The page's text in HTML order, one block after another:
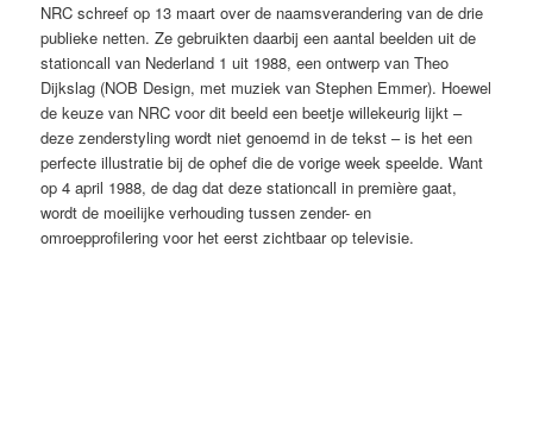
NRC schreef op 13 maart over de naamsverandering van de drie
publieke netten. Ze gebruikten daarbij een aantal beelden uit de
stationcall van Nederland 1 uit 1988, een ontwerp van Theo
Dijkslag (NOB Design, met muziek van Stephen Emmer). Hoewel
de keuze van NRC voor dit beeld een beetje willekeurig lijkt –
deze zenderstyling wordt niet genoemd in de tekst – is het een
perfecte illustratie bij de ophef die de vorige week speelde. Want
op 4 april 1988, de dag dat deze stationcall in première gaat,
wordt de moeilijke verhouding tussen zender- en
omroepprofilering voor het eerst zichtbaar op televisie.